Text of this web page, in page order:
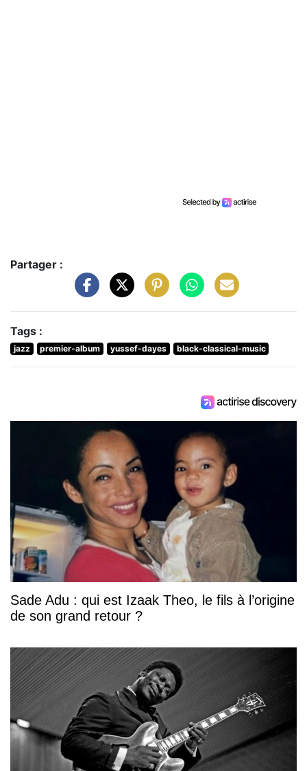
Partager :
Tags :
jazz premier-album yussef-dayes black-classical-music
Sade Adu : qui est Izaak Theo, le fils à l’origine
de son grand retour ?